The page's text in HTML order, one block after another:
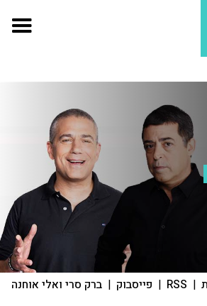
|
RSS
| פייסבוק | ברק סרי ואלי אוחנה